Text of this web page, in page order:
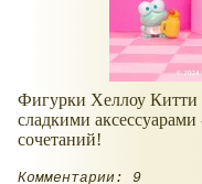
Фигурки Хеллоу Китти
сладкими
сочетаний!
Комментарии: 9